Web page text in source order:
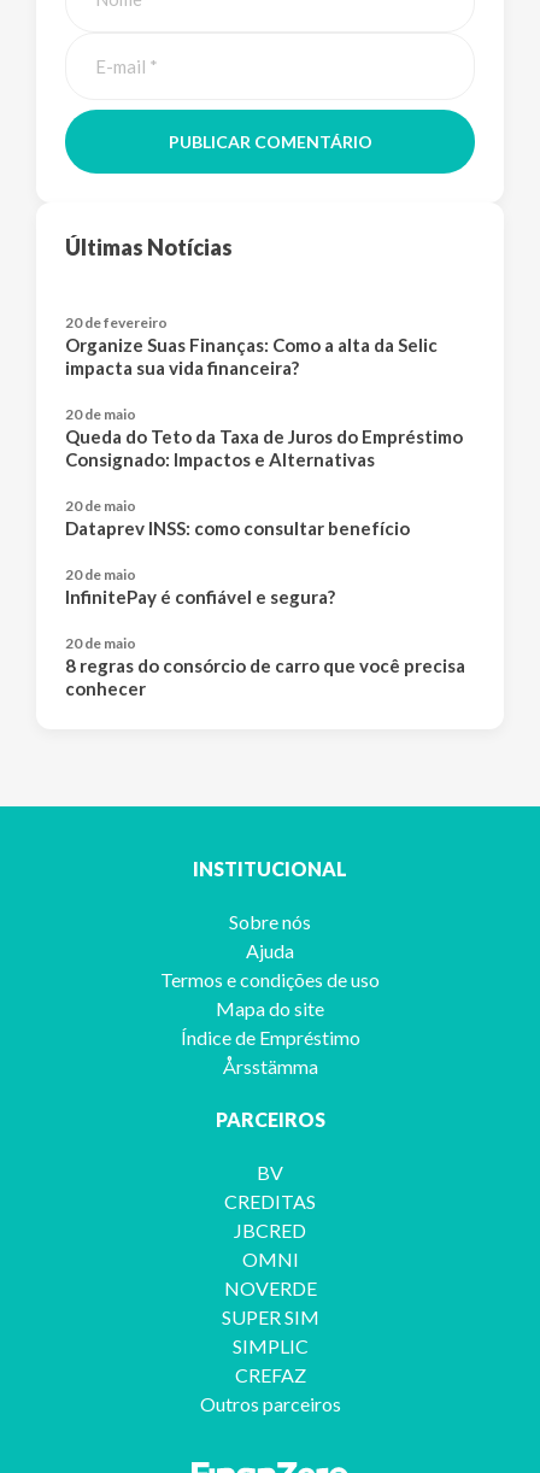
PUBLICAR COMENTÁRIO
Últimas Notícias
20 de fevereiro
Organize Suas Finanças: Como a alta da Selic
impacta sua vida financeira?
20 de maio
Queda do Teto da Taxa de Juros do Empréstimo
Consignado: Impactos e Alternativas
20 de maio
Dataprev INSS: como consultar benefício
20 de maio
InfinitePay é confiável e segura?
20 de maio
8 regras do consórcio de carro que você precisa
conhecer
INSTITUCIONAL
Sobre nós
Ajuda
Termos e condições de uso
Mapa do site
Índice de Empréstimo
Årsstämma
PARCEIROS
BV
CREDITAS
JBCRED
OMNI
NOVERDE
SUPER SIM
SIMPLIC
CREFAZ
Outros parceiros